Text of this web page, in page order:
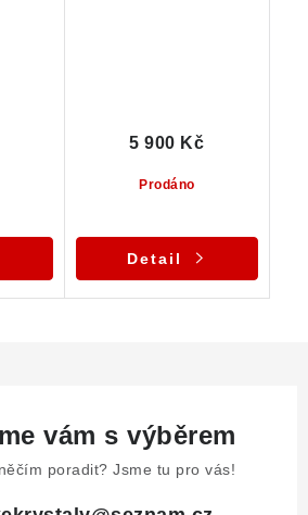
Prodáno
5 900 Kč
Detail
vám s výběrem
poradit? Jsme tu pro vás!